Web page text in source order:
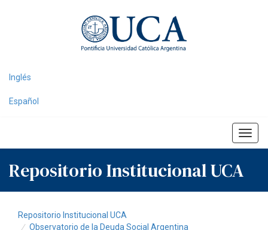
Inglés
Español
Repositorio Institucional UCA
Repositorio Institucional UCA
Observatorio de la Deuda Social Argentina